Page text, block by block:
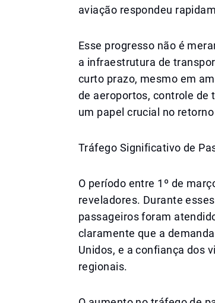
aviação respondeu
Esse progresso não é
a infraestrutura de
curto prazo, mesmo em
de aeroportos, controle de
um papel crucial no
Tráfego Significativo de
O período entre 1º de
reveladores. Durante
passageiros foram
claramente que a
Unidos, e a confiança dos
regionais.